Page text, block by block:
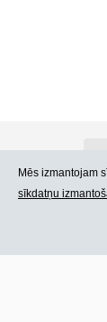
Mēs izmantojam
sīkdatņu